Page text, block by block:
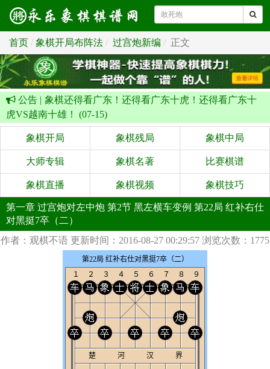
首页 象棋开局布阵法 过宫炮新编 正文
公告 | 象棋还得看广东！还得看广东十虎！还得看广东十
虎VS越南十雄！ (07-15)
象棋开局 象棋残局 象棋中局
大师专辑 象棋名著 比赛棋谱
象棋直播 象棋视频 象棋技巧
第一章 过宫炮对左中炮 第2节 黑左横车变例 第22局 红补右仕
对黑挺7卒（二）
作者：观棋不语 更新时间：2016-08-27 00:29:57 浏览次数：1775